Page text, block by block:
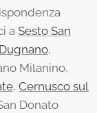
a Sesto San
,
Milanino,
, Cernusco sul
Donato